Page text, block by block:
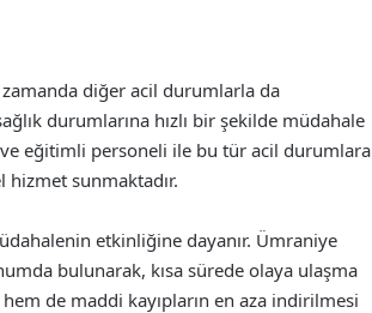
diğer acil durumlarla da
durumlarına hızlı bir şekilde müdahale
eğitimli personeli ile bu tür acil durumlara
sunmaktadır.
etkinliğine dayanır. Ümraniye
bulunarak, kısa sürede olaya ulaşma
de maddi kayıpların en aza indirilmesi